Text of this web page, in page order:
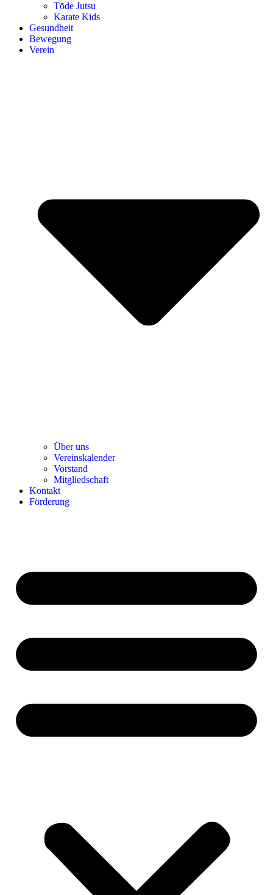
Tōde Jutsu
Kara­te Kids
Gesund­heit
Bewe­gung
Ver­ein
Über uns
Ver­einska­len­der
Vor­stand
Mit­glied­schaft
Kon­takt
För­de­rung